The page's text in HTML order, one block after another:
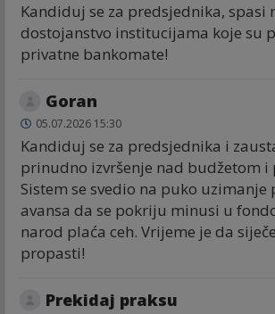
Kandiduj se za predsjednika, spasi
dostojanstvo institucijama koje su
privatne bankomate!
Goran
05.07.2026 15:30
Kandiduj se za predsjednika i
prinudno izvršenje nad budžetom i
Sistem se svedio na puko uzimanje
avansa da se pokriju minusi u
narod plaća ceh. Vrijeme je da
propasti!
Prekidaj praksu